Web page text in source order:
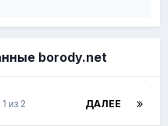
borody.net
ДАЛЕЕ
из 2